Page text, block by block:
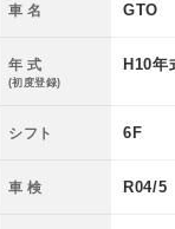
車 名 GTO
年 式
(初度登録)
H10年
シフト 6F
車 検 R04/5